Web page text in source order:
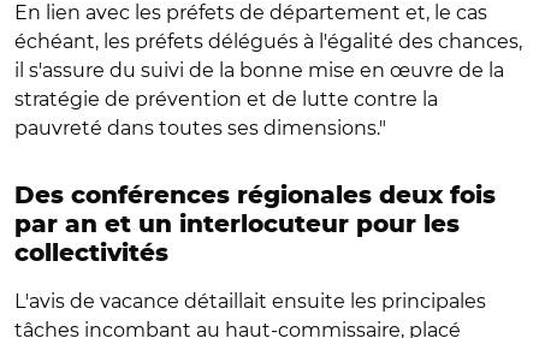
En lien avec les préfets de département et, le cas
échéant, les préfets délégués à l'égalité des chances,
il s'assure du suivi de la bonne mise en œuvre de la
stratégie de prévention et de lutte contre la
pauvreté dans toutes ses dimensions."
Des conférences régionales deux fois
par an et un interlocuteur pour les
collectivités
L'avis de vacance détaillait ensuite les principales
tâches incombant au haut-commissaire, placé